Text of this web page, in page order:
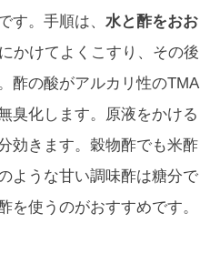
す。手順は、 水と酢をおお
かけてよくこすり、その後
酢の酸がアルカリ性のTMA
臭化します。原液をかける
効きます。穀物酢でも米酢
ような甘い調味酢は糖分で
を使うのがおすすめです。